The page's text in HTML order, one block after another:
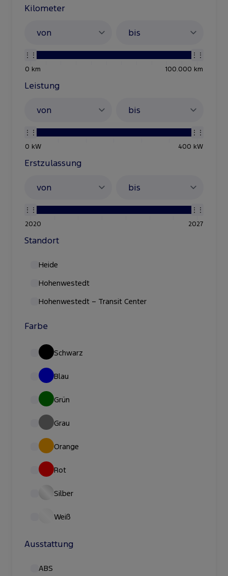
Kilometer
0 km 100.000 km
Leistung
0 kW 400 kW
Erstzulassung
2020 2027
Standort
Heide
Hohenwestedt
Hohenwestedt – Transit Center
Farbe
Schwarz
Blau
Grün
Grau
Orange
Rot
Silber
Weiß
Ausstattung
ABS